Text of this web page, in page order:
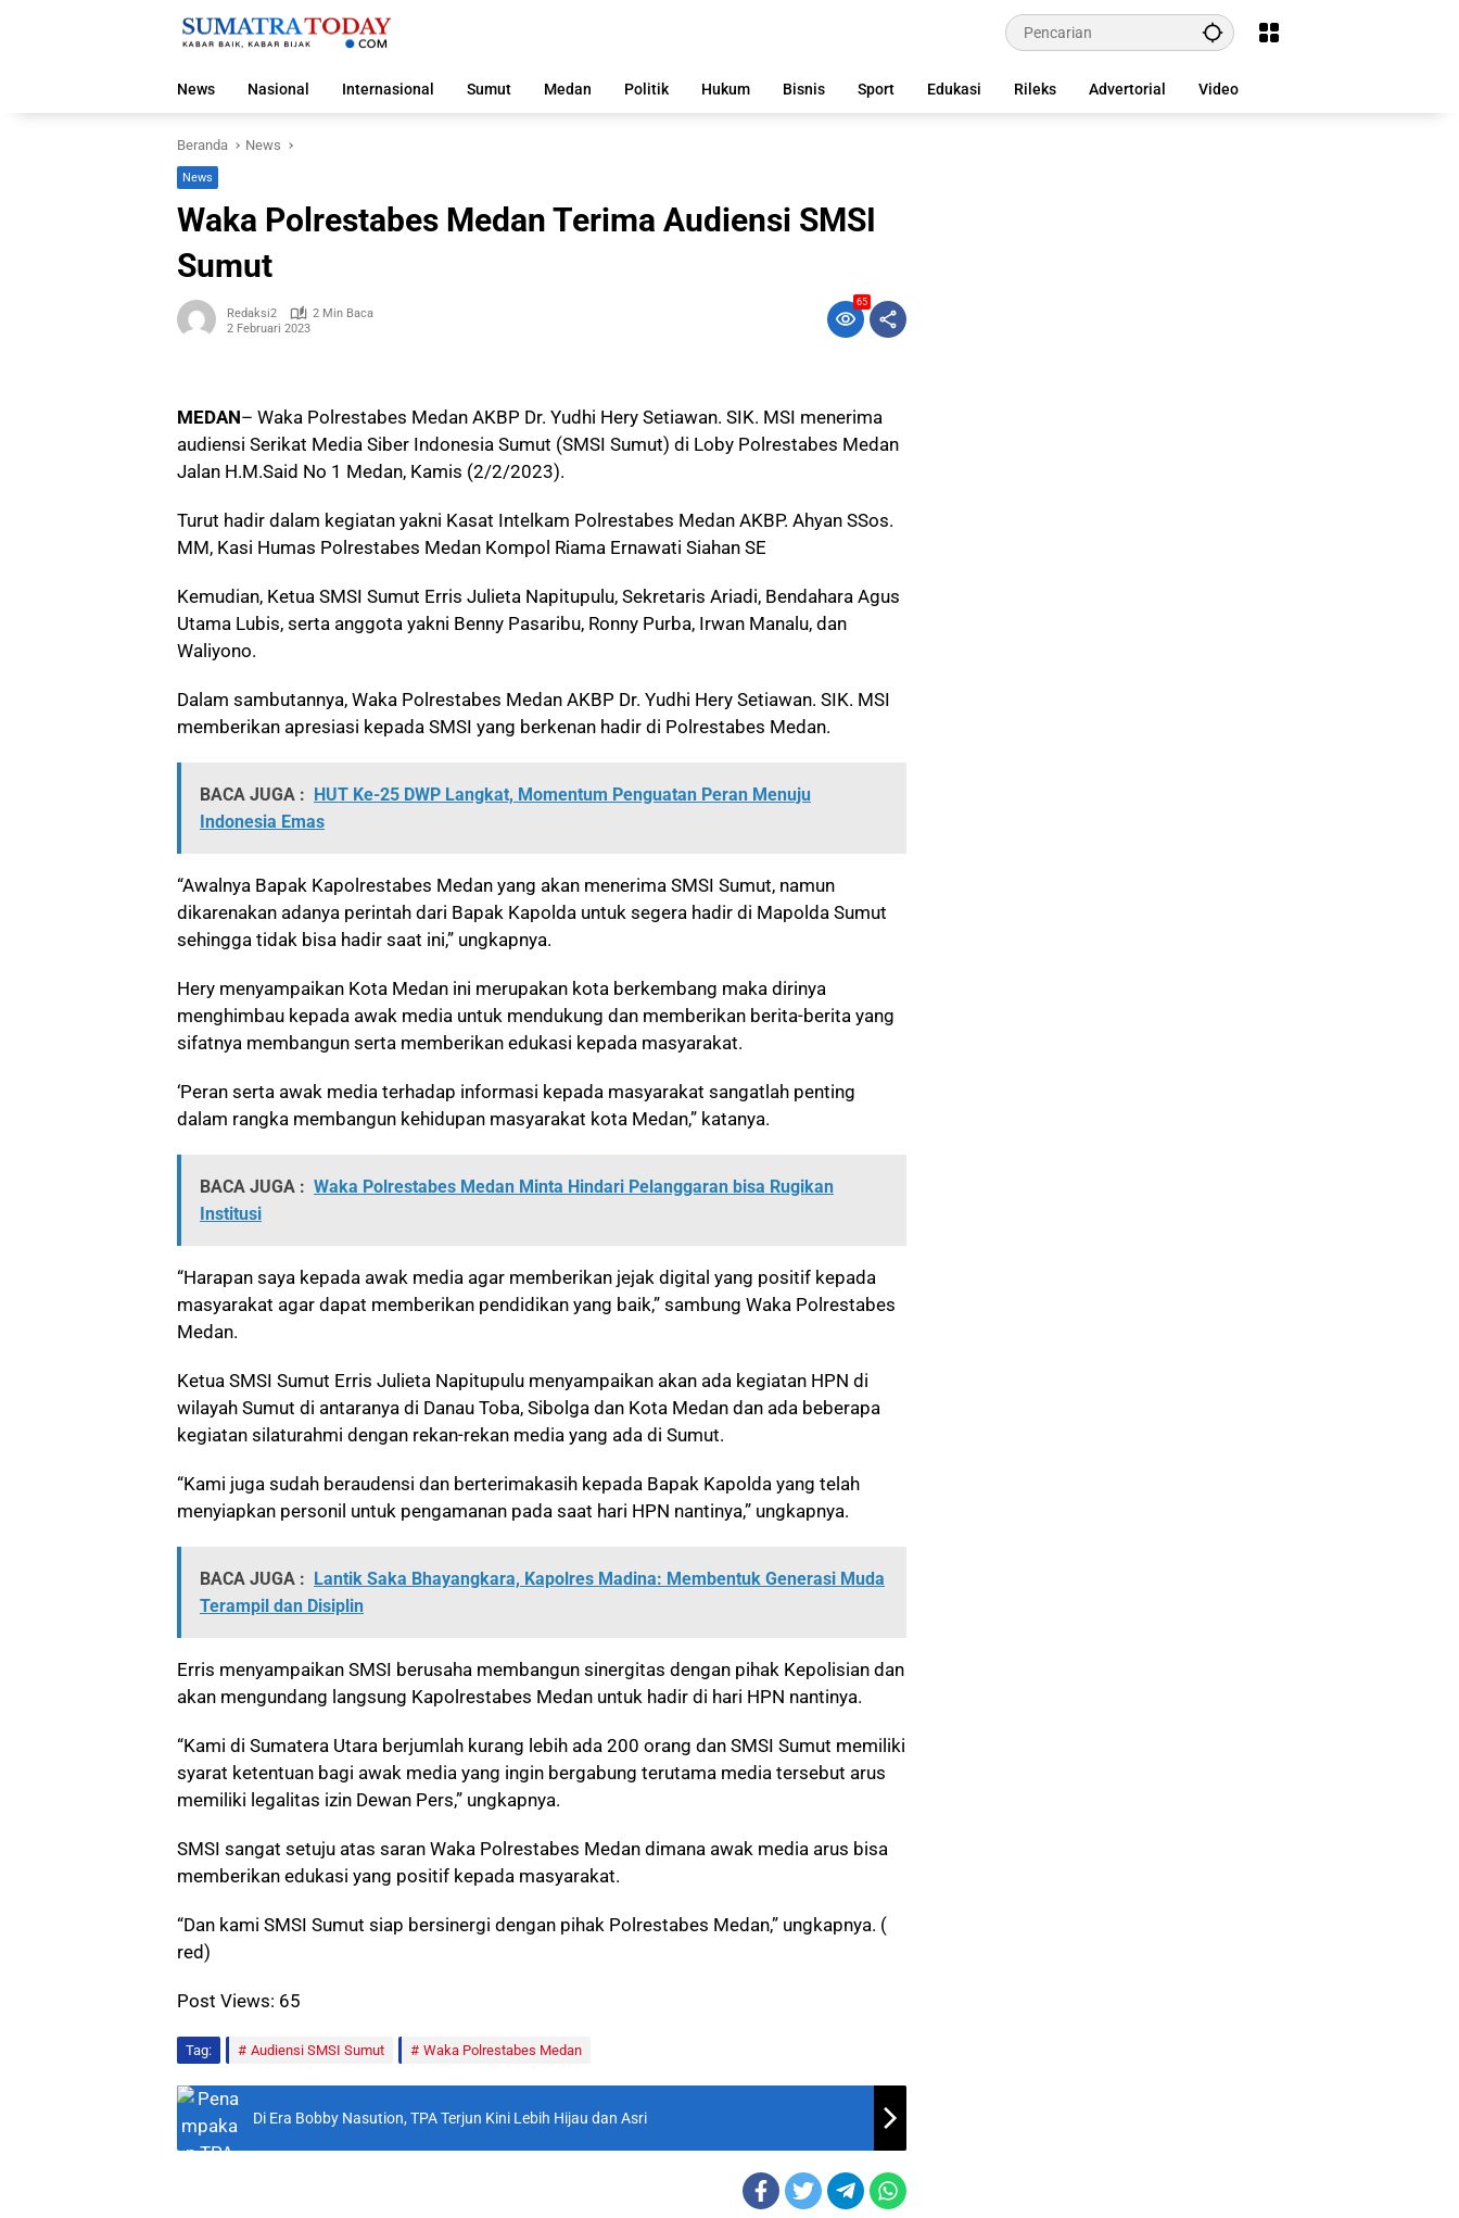
News
Nasional Internasional Sumut Medan Politik Hukum Bisnis Sport Edukasi Rileks Advertorial Video
Beranda News
News
Waka Polrestabes Medan Terima Audiensi SMSI
Sumut
Redaksi2
2 Min Baca
2 Februari 2023
65
MEDAN– Waka Polrestabes Medan AKBP Dr. Yudhi Hery Setiawan. SIK. MSI menerima
audiensi Serikat Media Siber Indonesia Sumut (SMSI Sumut) di Loby Polrestabes Medan
Jalan H.M.Said No 1 Medan, Kamis (2/2/2023).
Turut hadir dalam kegiatan yakni Kasat Intelkam Polrestabes Medan AKBP. Ahyan SSos.
MM, Kasi Humas Polrestabes Medan Kompol Riama Ernawati Siahan SE
Kemudian, Ketua SMSI Sumut Erris Julieta Napitupulu, Sekretaris Ariadi, Bendahara Agus
Utama Lubis, serta anggota yakni Benny Pasaribu, Ronny Purba, Irwan Manalu, dan
Waliyono.
Dalam sambutannya, Waka Polrestabes Medan AKBP Dr. Yudhi Hery Setiawan. SIK. MSI
memberikan apresiasi kepada SMSI yang berkenan hadir di Polrestabes Medan.
BACA JUGA : HUT Ke-25 DWP Langkat, Momentum Penguatan Peran Menuju
Indonesia Emas
“Awalnya Bapak Kapolrestabes Medan yang akan menerima SMSI Sumut, namun
dikarenakan adanya perintah dari Bapak Kapolda untuk segera hadir di Mapolda Sumut
sehingga tidak bisa hadir saat ini,” ungkapnya.
Hery menyampaikan Kota Medan ini merupakan kota berkembang maka dirinya
menghimbau kepada awak media untuk mendukung dan memberikan berita-berita yang
sifatnya membangun serta memberikan edukasi kepada masyarakat.
‘Peran serta awak media terhadap informasi kepada masyarakat sangatlah penting
dalam rangka membangun kehidupan masyarakat kota Medan,” katanya.
BACA JUGA : Waka Polrestabes Medan Minta Hindari Pelanggaran bisa Rugikan
Institusi
“Harapan saya kepada awak media agar memberikan jejak digital yang positif kepada
masyarakat agar dapat memberikan pendidikan yang baik,” sambung Waka Polrestabes
Medan.
Ketua SMSI Sumut Erris Julieta Napitupulu menyampaikan akan ada kegiatan HPN di
wilayah Sumut di antaranya di Danau Toba, Sibolga dan Kota Medan dan ada beberapa
kegiatan silaturahmi dengan rekan-rekan media yang ada di Sumut.
“Kami juga sudah beraudensi dan berterimakasih kepada Bapak Kapolda yang telah
menyiapkan personil untuk pengamanan pada saat hari HPN nantinya,” ungkapnya.
BACA JUGA : Lantik Saka Bhayangkara, Kapolres Madina: Membentuk Generasi Muda
Terampil dan Disiplin
Erris menyampaikan SMSI berusaha membangun sinergitas dengan pihak Kepolisian dan
akan mengundang langsung Kapolrestabes Medan untuk hadir di hari HPN nantinya.
“Kami di Sumatera Utara berjumlah kurang lebih ada 200 orang dan SMSI Sumut memiliki
syarat ketentuan bagi awak media yang ingin bergabung terutama media tersebut arus
memiliki legalitas izin Dewan Pers,” ungkapnya.
SMSI sangat setuju atas saran Waka Polrestabes Medan dimana awak media arus bisa
memberikan edukasi yang positif kepada masyarakat.
“Dan kami SMSI Sumut siap bersinergi dengan pihak Polrestabes Medan,” ungkapnya. (
red)
Post Views: 65
Tag: Audiensi SMSI Sumut Waka Polrestabes Medan
Di Era Bobby Nasution, TPA Terjun Kini Lebih Hijau dan Asri